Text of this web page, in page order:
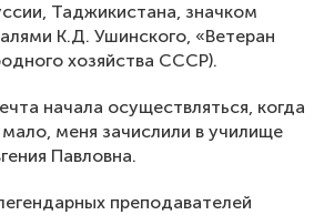
Таджикистана, значком
К.Д. Ушинского, «Ветеран
хозяйства СССР).
начала осуществляться, когда
меня зачислили в училище
Павловна.
преподавателей